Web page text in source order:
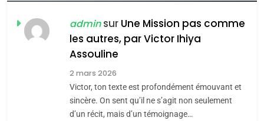
Maroc : Les amandes de
Tafraout, le miel de Tadla
Azilal consacrés produits
du terroir
DAFINA MAROC
Oeil ravageur – Vanessa
De Loya Stauber
CINEMA ISRAÉL
adminsur Une Mission pas comme
les autres, par Victor Ihiya
Assouline
2 mars 2026
Victor, ton texte est profondément émouvant et
sincère. On sent qu’il ne s’agit non seulement
d’un récit, mais d’un témoignage…